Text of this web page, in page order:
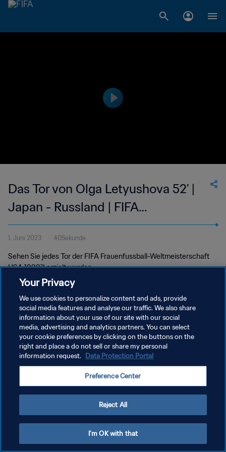
Das Tor von Olga Letyushova 52' |
Japan - Russland | FIFA
Frauenfussball-Weltmeisterschaft
USA 1999™
1. Juni 2023 40Sekunde
Sehen Sie jedes Tor der FIFA Frauenfussball-Weltmeisterschaft
USA 1999™ erzielt wurden.
DATENSCHUTZ
NUTZUNGSBEDINGUNGEN
COOKIE-EINSTELLUNGEN VERWALTEN
Your Privacy
We use cookies to personalize content and ads, provide
social media features and analyse our traffic. We also share
information about your use of our site with our social
media, advertising and analytics partners. You can select
your cookie preferences by clicking on the buttons on the
right and place a do not sell or share my personal
information request. Data Protection Portal
Preference Center
Reject All
I'm OK with that